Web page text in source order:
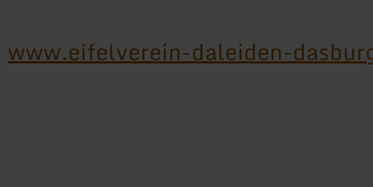
www.eifelverein-daleiden-